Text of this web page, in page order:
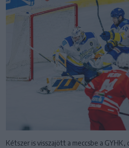
Kétszer is visszajött a meccsbe a GYHK,